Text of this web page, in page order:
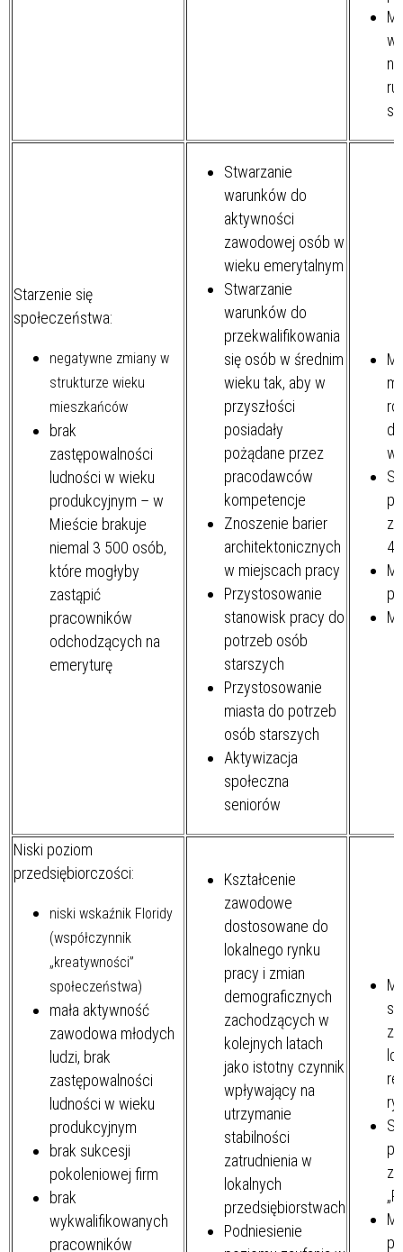
Starzenie się
społeczeństwa:
negatywne zmiany w
strukturze wieku
mieszkańców
brak
zastępowalności
ludności w wieku
produkcyjnym – w
Mieście brakuje
niemal 3 500 osób,
które mogłyby
zastąpić
pracowników
odchodzących na
emeryturę
Stwarzanie
warunków do
aktywności
zawodowej osób w
wieku emerytalnym
Stwarzanie
warunków do
przekwalifikowania
się osób w średnim
wieku tak, aby w
przyszłości
posiadały
pożądane przez
pracodawców
kompetencje
Znoszenie barier
architektonicznych
w miejscach pracy
Przystosowanie
stanowisk pracy do
potrzeb osób
starszych
Przystosowanie
miasta do potrzeb
osób starszych
Aktywizacja
społeczna
seniorów
Niski poziom
przedsiębiorczości:
niski wskaźnik Floridy
(współczynnik
„kreatywności”
społeczeństwa)
mała aktywność
zawodowa młodych
ludzi, brak
zastępowalności
ludności w wieku
produkcyjnym
brak sukcesji
pokoleniowej firm
brak
wykwalifikowanych
pracowników
Kształcenie
zawodowe
dostosowane do
lokalnego rynku
pracy i zmian
demograficznych
zachodzących w
kolejnych latach
jako istotny czynnik
wpływający na
utrzymanie
stabilności
zatrudnienia w
lokalnych
przedsiębiorstwach
Podniesienie